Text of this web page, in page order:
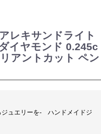
レキサンドライト
イヤモンド 0.245c
アントカット ペン
ジュエリーを- ハンドメイドジ